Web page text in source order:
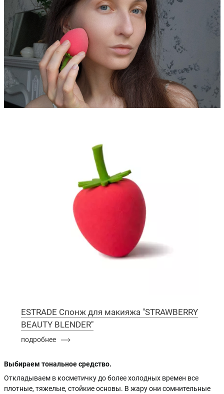
ESTRADE Спонж для макияжа "STRAWBERRY
BEAUTY BLENDER"
подробнее
Выбираем тональное средство.
Откладываем в косметичку до более холодных времен все
плотные, тяжелые, стойкие основы. В жару они сомнительные